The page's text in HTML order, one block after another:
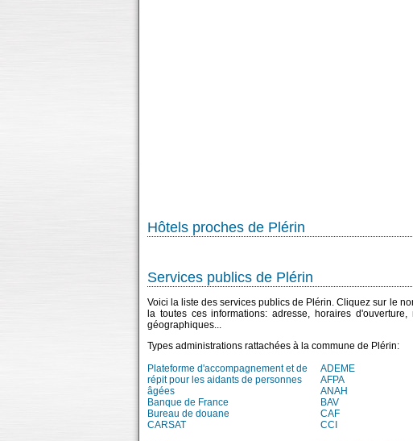
Hôtels proches de Plérin
Services publics de Plérin
Voici la liste des services publics de Plérin. Cliquez sur le
la toutes ces informations: adresse, horaires
géographiques...
Types administrations rattachées à la commune de Plérin:
Plateforme d'accompagnement et de
répit pour les aidants de personnes
âgées
ADEME
AFPA
ANAH
Banque de France
BAV
Bureau de douane
CAF
CARSAT
CCI